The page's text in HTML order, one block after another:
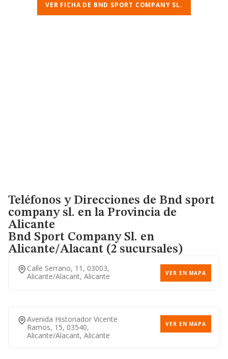
VER FICHA DE BND SPORT COMPANY SL.
Teléfonos y Direcciones de Bnd sport
company sl. en la Provincia de
Alicante
Bnd Sport Company Sl. en
Alicante/Alacant (2 sucursales)
Calle Serrano, 11, 03003,
Alicante/alacant, Alicante
VER EN MAPA
Avenida Historiador Vicente
Ramos, 15, 03540,
Alicante/alacant, Alicante
VER EN MAPA